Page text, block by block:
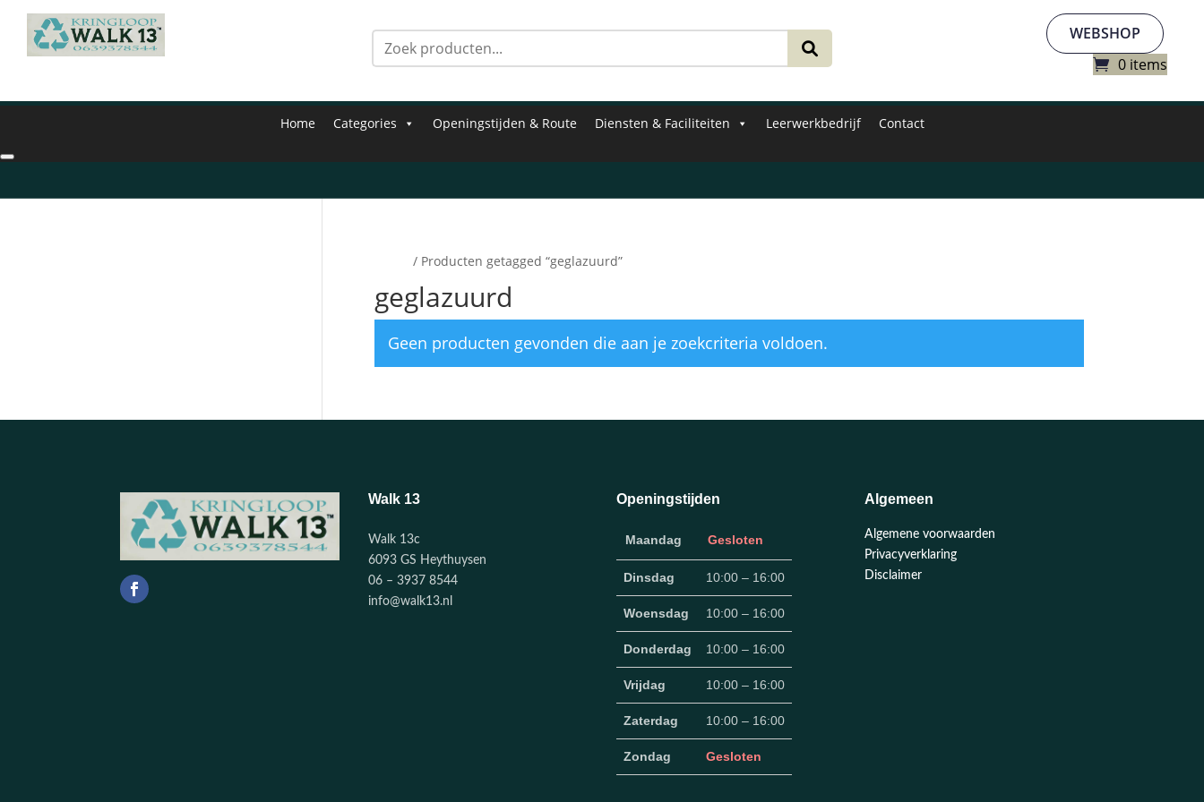
WEBSHOP
0 items
Home Categories Openingstijden & Route Diensten & Faciliteiten Leerwerkbedrijf Contact
/ Producten getagged “geglazuurd”
geglazuurd
Geen producten gevonden die aan je zoekcriteria voldoen.
Walk 13
Walk 13c
6093 GS Heythuysen
06 – 3937 8544
info@walk13.nl
Openingstijden
Maandag Gesloten
Dinsdag 10:00 – 16:00
Woensdag 10:00 – 16:00
Donderdag 10:00 – 16:00
Vrijdag 10:00 – 16:00
Zaterdag 10:00 – 16:00
Zondag Gesloten
Algemeen
Algemene voorwaarden
Privacyverklaring
Disclaimer